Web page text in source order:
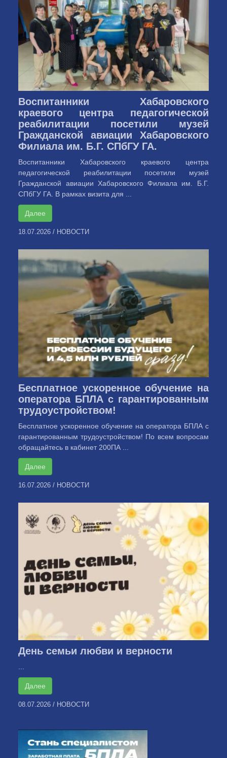
Воспитанники Хабаровского
краевого центра педагогической
реабилитации посетили музей
Гражданской авиации Хабаровского
Филиала им. Б.Г. СПбГУ ГА.
Воспитанники Хабаровского краевого центра
педагогической реабилитации посетили музей
Гражданской авиации Хабаровского Филиала им. Б.Г.
СПбГУ ГА. В рамках визита для ...
Далее
18.07.2026 / НОВОСТИ
Бесплатное ускоренное обучение на
оператора БПЛА с гарантированным
трудоустройством!
Бесплатное ускоренное обучение на оператора БПЛА с
гарантированным трудоустройством! По всем вопросам
обращайтесь в кабинет 200ПА ...
Далее
16.07.2026 / НОВОСТИ
День семьи любви и верности
Далее
08.07.2026 / НОВОСТИ